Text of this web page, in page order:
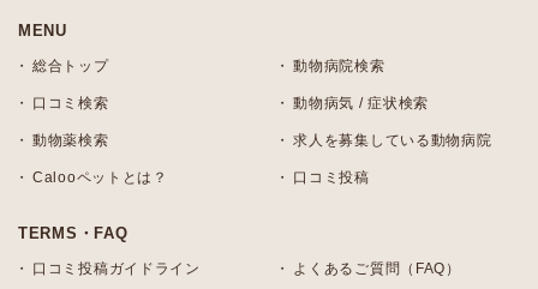
MENU
総合トップ 動物病院検索
口コミ検索 動物病気 / 症状検索
動物薬検索 求人を募集している動物病院
Calooペットとは？ 口コミ投稿
TERMS・FAQ
口コミ投稿ガイドライン よくあるご質問（FAQ）